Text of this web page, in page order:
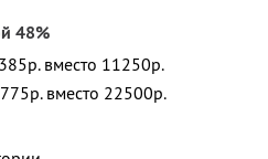
48%
вместо 11250р.
вместо 22500р.